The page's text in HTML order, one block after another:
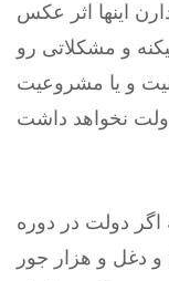
اینها اثر عکس
و مشکلاتی رو
و یا مشروعیت
دولت در دوره
دغل و هزار جور